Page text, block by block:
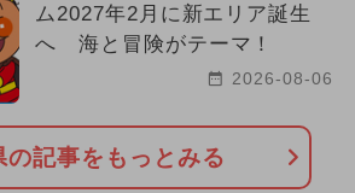
ム2027年2月に新エリア誕生
へ 海と冒険がテーマ！
2026-08-06
の記事をもっとみる